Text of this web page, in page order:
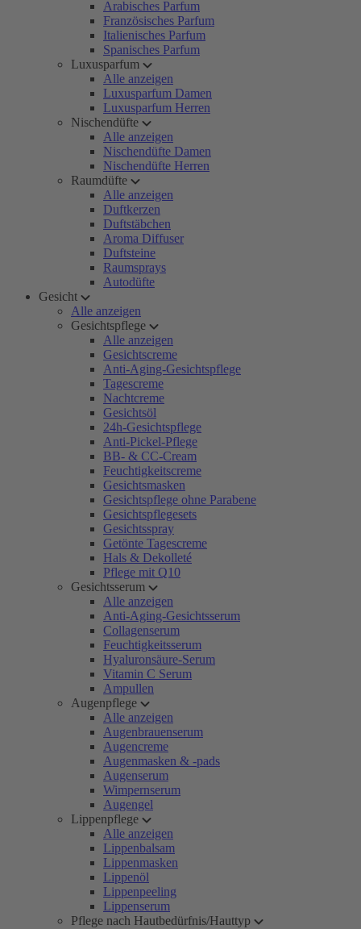
Arabisches Parfum
Französisches Parfum
Italienisches Parfum
Spanisches Parfum
Luxusparfum
Alle anzeigen
Luxusparfum Damen
Luxusparfum Herren
Nischendüfte
Alle anzeigen
Nischendüfte Damen
Nischendüfte Herren
Raumdüfte
Alle anzeigen
Duftkerzen
Duftstäbchen
Aroma Diffuser
Duftsteine
Raumsprays
Autodüfte
Gesicht
Alle anzeigen
Gesichtspflege
Alle anzeigen
Gesichtscreme
Anti-Aging-Gesichtspflege
Tagescreme
Nachtcreme
Gesichtsöl
24h-Gesichtspflege
Anti-Pickel-Pflege
BB- & CC-Cream
Feuchtigkeitscreme
Gesichtsmasken
Gesichtspflege ohne Parabene
Gesichtspflegesets
Gesichtsspray
Getönte Tagescreme
Hals & Dekolleté
Pflege mit Q10
Gesichtsserum
Alle anzeigen
Anti-Aging-Gesichtsserum
Collagenserum
Feuchtigkeitsserum
Hyaluronsäure-Serum
Vitamin C Serum
Ampullen
Augenpflege
Alle anzeigen
Augenbrauenserum
Augencreme
Augenmasken & -pads
Augenserum
Wimpernserum
Augengel
Lippenpflege
Alle anzeigen
Lippenbalsam
Lippenmasken
Lippenöl
Lippenpeeling
Lippenserum
Pflege nach Hautbedürfnis/Hauttyp